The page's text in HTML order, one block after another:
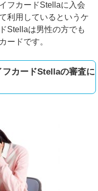
フカードStellaに入会
利用しているというケ
Stellaは男性の方でも
ードです。
カードStellaの審査に